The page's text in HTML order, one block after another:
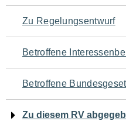
den
Seiteninhalt
Zu Regelungsentwurf
Betroffene
Betroffene
Zu diesem RV